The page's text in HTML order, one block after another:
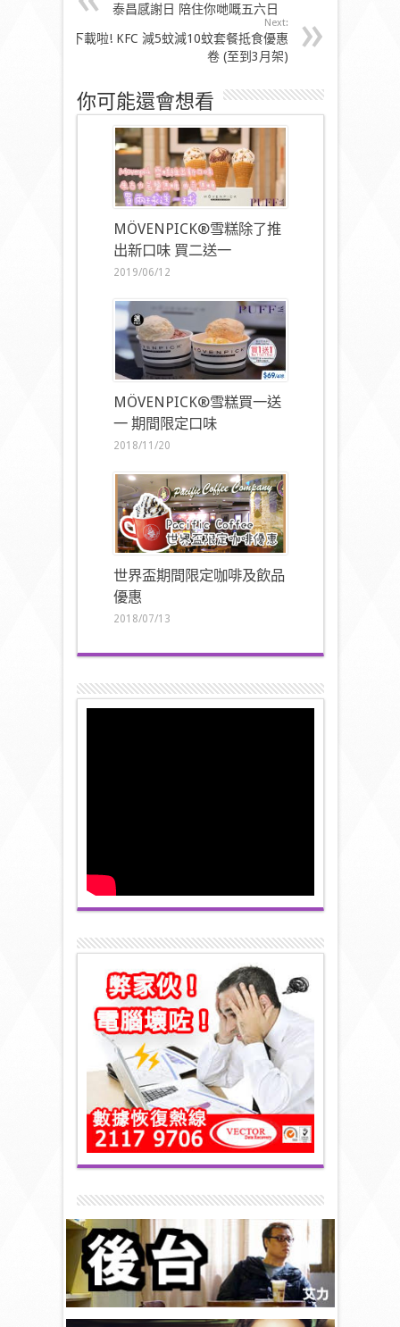
泰昌感謝日 陪住你哋嘅五六日
Next:
下載啦! KFC 減5蚊減10蚊套餐抵食優惠
卷 (至到3月架)
你可能還會想看
MÖVENPICK®雪糕除了推
出新口味 買二送一
2019/06/12
MÖVENPICK®雪糕買一送
一 期間限定口味
2018/11/20
世界盃期間限定咖啡及飲品
優惠
2018/07/13